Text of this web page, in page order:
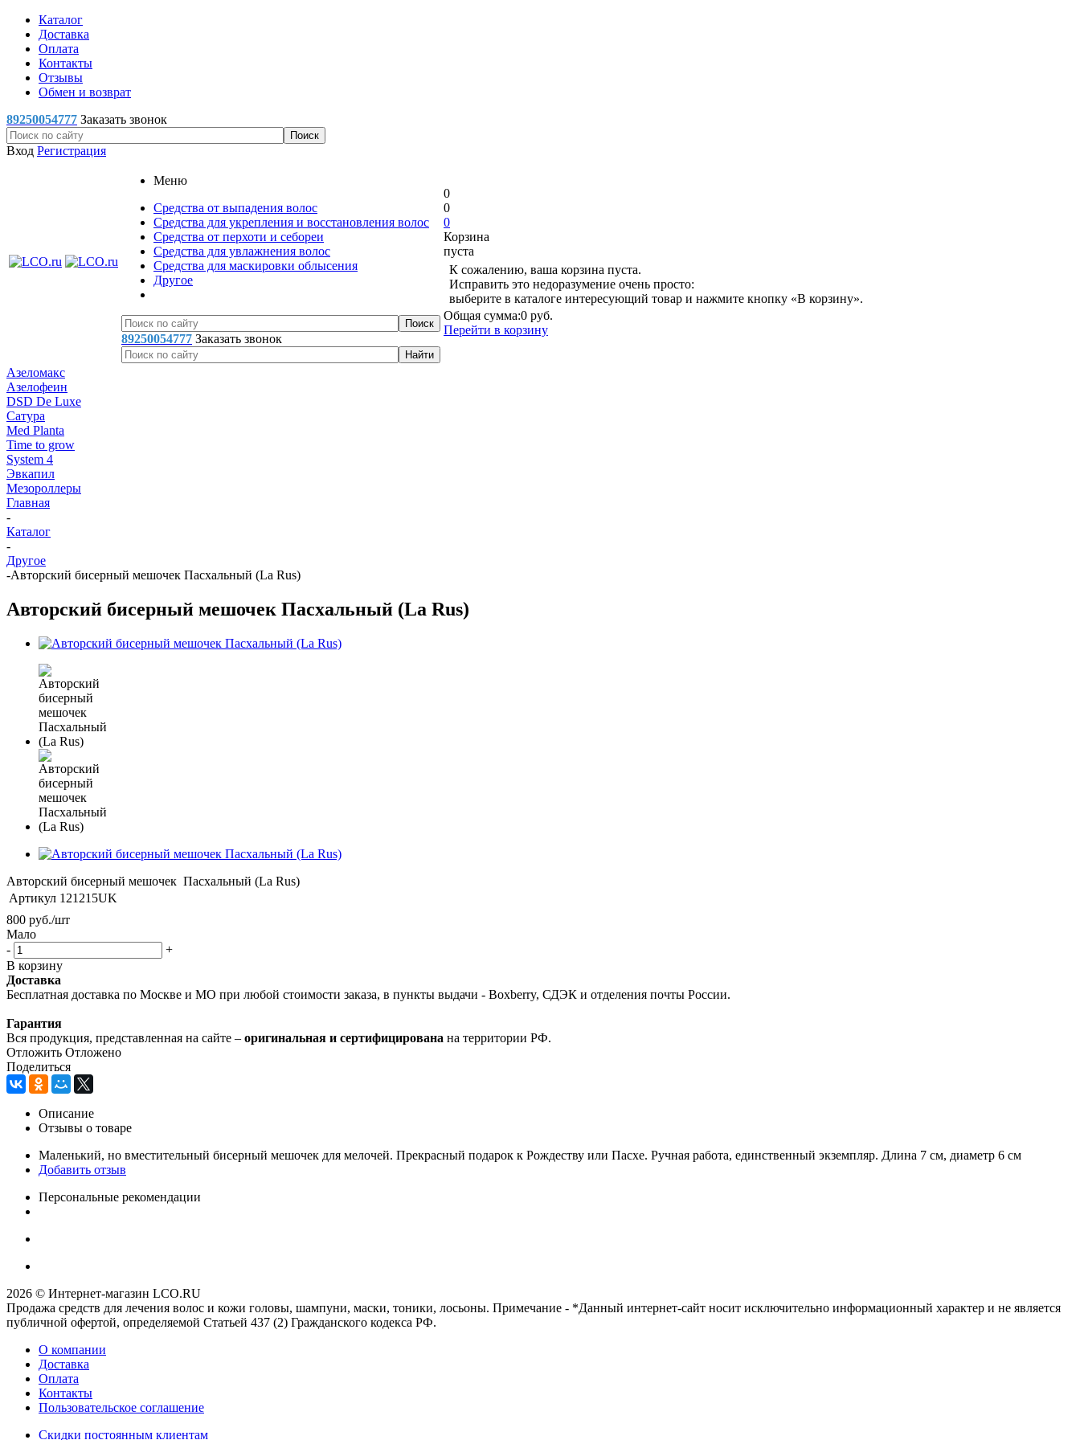
Каталог
Доставка
Оплата
Контакты
Отзывы
Обмен и возврат
89250054777 Заказать звонок
Вход Регистрация
Меню
Средства от выпадения волос
Средства для укрепления и восстановления волос
Средства от перхоти и себореи
Средства для увлажнения волос
Средства для маскировки облысения
Другое
89250054777 Заказать звонок
0
0
0
Корзина
пуста
К сожалению, ваша корзина пуста.
Исправить это недоразумение очень просто:
выберите в каталоге интересующий товар и нажмите кнопку «В корзину».
Общая сумма:0 руб.
Перейти в корзину
Азеломакс
Азелофеин
DSD De Luxe
Сатура
Med Planta
Time to grow
System 4
Эвкапил
Мезороллеры
Главная
-
Каталог
-
Другое
-Авторский бисерный мешочек Пасхальный (La Rus)
Авторский бисерный мешочек Пасхальный (La Rus)
Авторский бисерный мешочек Пасхальный (La Rus)
Артикул 121215UK
800 руб./шт
Мало
-
+
В корзину
Доставка
Бесплатная доставка по Москве и МО при любой стоимости заказа, в пункты выдачи - Boxberry, СДЭК и отделения почты России.
Гарантия
Вся продукция, представленная на сайте – оригинальная и сертифицирована на территории РФ.
Отложить Отложено
Поделиться
Описание
Отзывы о товаре
Маленький, но вместительный бисерный мешочек для мелочей. Прекрасный подарок к Рождеству или Пасхе. Ручная работа, единственный экземпляр. Длина 7 см, диаметр 6 см
Добавить отзыв
Персональные рекомендации
2026 © Интернет-магазин LCO.RU
Продажа средств для лечения волос и кожи головы, шампуни, маски, тоники, лосьоны. Примечание - *Данный интернет-сайт носит исключительно информационный характер и не является
публичной офертой, определяемой Статьей 437 (2) Гражданского кодекса РФ.
О компании
Доставка
Оплата
Контакты
Пользовательское соглашение
Скидки постоянным клиентам